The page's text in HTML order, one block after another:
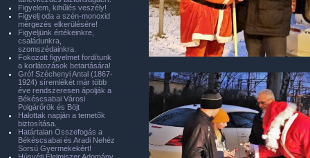
Figyelem, kihűlés veszély!
Figyelj oda a szén-monoxid
mérgezés elkerülésére!
Figyeljünk értékeinkre,
családunkra,
szomszédainkra.
Fokozott figyelmet fordítunk
a korlátozások betartására!
Gróf Széchenyi Antal (1867-
1924) síremlékét már több
éve rendszeresen ápolják a
Békéscsabai Városi
Polgárőrök és Böjt
Halottak napján a temetők
biztosítása.
Határtalan Összefogás a
Békéscsabai és Aradi Nehéz
Sorsú Gyermekekért!